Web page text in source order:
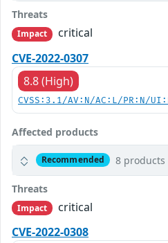
Threats
Impact
critical
CVE-2022-0307
8.8 (High)
CVSS:3.1/AV:N/AC:L/PR:N/
Affected products
Recommended 8 products
Threats
Impact
critical
CVE-2022-0308